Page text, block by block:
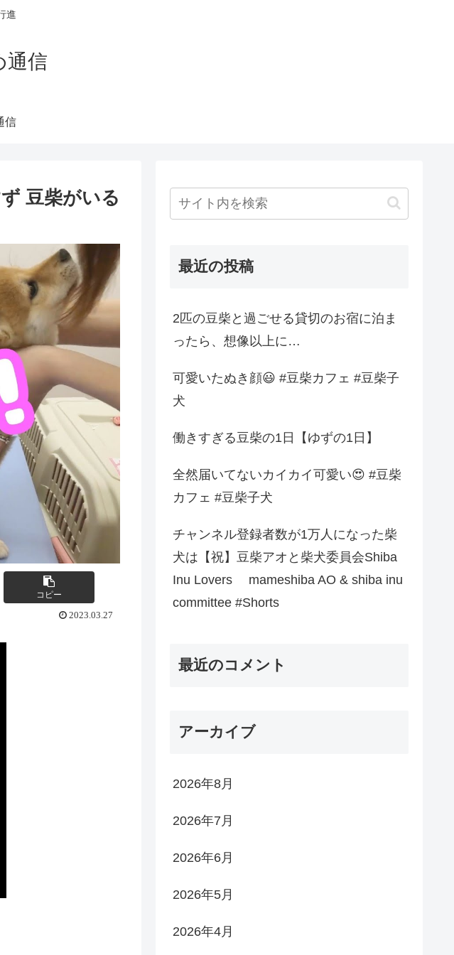
進
通信
信
豆柴がいる
コピー
2023.03.27
最近の投稿
2匹の豆柴と過ごせる貸切のお宿に泊ま
ったら、想像以上に…
可愛いたぬき顔😃 #豆柴カフェ #豆柴子
犬
働きすぎる豆柴の1日【ゆずの1日】
全然届いてないカイカイ可愛い😍 #豆柴
カフェ #豆柴子犬
チャンネル登録者数が1万人になった柴
犬は【祝】豆柴アオと柴犬委員会Shiba
Inu Lovers mameshiba AO & shiba inu
committee #Shorts
最近のコメント
アーカイブ
2026年8月
2026年7月
2026年6月
2026年5月
2026年4月